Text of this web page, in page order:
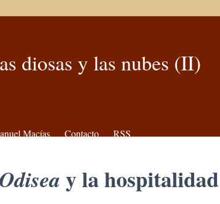
diosas y las nubes (II)
Macías Contacto RSS
Odiseay la hospitalidad